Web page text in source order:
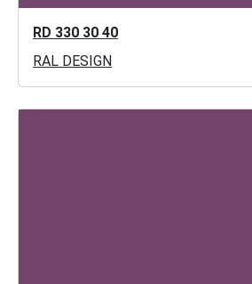
RD 330 30 40
RAL DESIGN